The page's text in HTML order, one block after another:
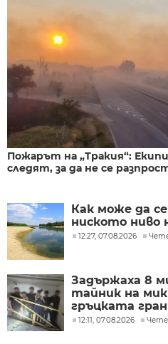
Пожарът на „Тракия“:
следят, за да не се
Как може да
ниското ниво
12:27, 07.08.2026
Задържаха 8
тайник на
гръцката
12:11, 07.08.2026 Чете